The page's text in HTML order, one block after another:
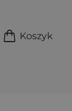
Koszyk